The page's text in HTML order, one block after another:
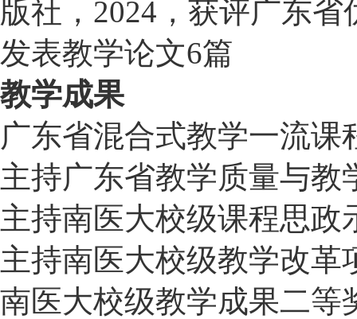
版社，2024，获评广东省
发表教学论文6篇
教学成果
广东省混合式教学一流课
主持广东省教学质量与教
主持南医大校级课程思政
主持南医大校级教学改革
南医大校级教学成果二等